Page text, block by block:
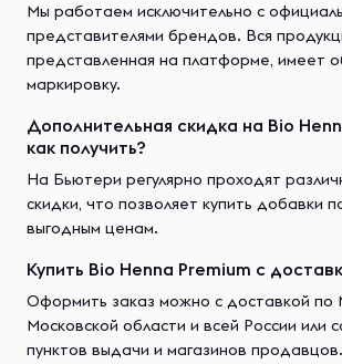
Мы работаем исключительно с
представителями брендов. Вся
представленная на платформе, имеет
маркировку.
Дополнительная скидка на Bio
как получить?
На Бьютери регулярно проходят
скидки, что позволяет купить добавки
выгодным ценам.
Купить Bio Henna Premium с
Оформить заказ можно с доставкой по
Московской области и всей России или
пунктов выдачи и магазинов продавцов.